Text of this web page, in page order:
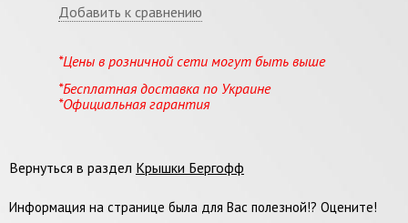
Добавить к сравнению
*Цены в розничной сети могут быть выше
*Бесплатная доставка по Украине
*Официальная гарантия
Вернуться в раздел Крышки Бергофф
Информация на странице была для Вас полезной!? Оцените!